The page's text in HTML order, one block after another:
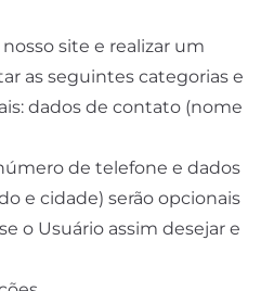
site e realizar um
as seguintes categorias e
dados de contato (nome
de telefone e dados
e cidade) serão opcionais
o Usuário assim desejar e